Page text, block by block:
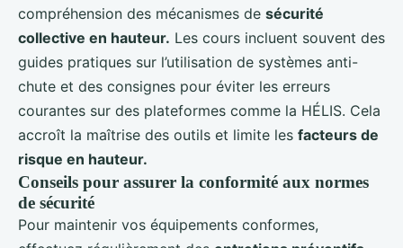
compréhension des mécanismes de sécurité
collective en hauteur. Les cours incluent souvent des
guides pratiques sur l’utilisation de systèmes anti-
chute et des consignes pour éviter les erreurs
courantes sur des plateformes comme la HÉLIS. Cela
accroît la maîtrise des outils et limite les facteurs de
risque en hauteur.
Conseils pour assurer la conformité aux normes
de sécurité
Pour maintenir vos équipements conformes,